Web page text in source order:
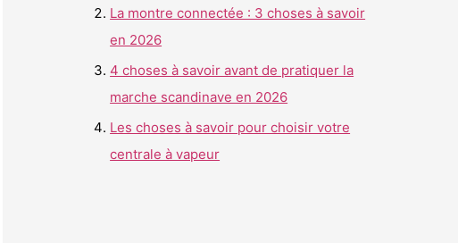
La montre connectée : 3 choses à savoir
en 2026
4 choses à savoir avant de pratiquer la
marche scandinave en 2026
Les choses à savoir pour choisir votre
centrale à vapeur